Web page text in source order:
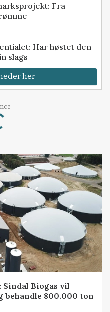
Fra
Har høstet den
slags
her
Biogas vil
800.000 ton